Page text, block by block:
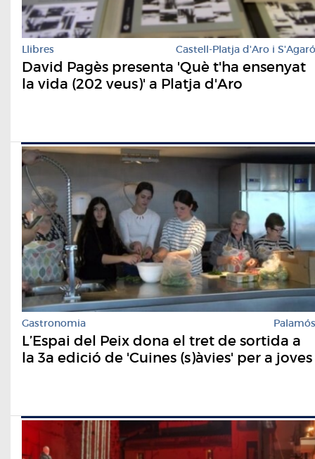
Llibres Castell-Platja d'Aro i S'Agaró
David Pagès presenta 'Què t'ha ensenyat
la vida (202 veus)' a Platja d'Aro
Gastronomia Palamós
L’Espai del Peix dona el tret de sortida a
la 3a edició de 'Cuines (s)àvies' per a joves